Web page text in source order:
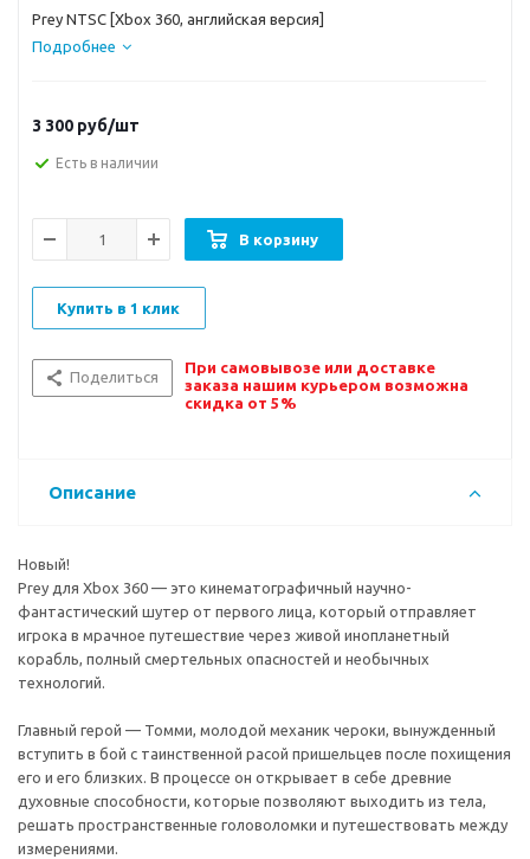
Prey NTSC [Xbox 360, английская версия]
Подробнее
3 300 руб/шт
Есть в наличии
В корзину
Купить в 1 клик
Поделиться
При самовывозе или доставке
заказа нашим курьером возможна
скидка от 5%
Описание
Новый!
Prey для Xbox 360 — это кинематографичный научно-
фантастический шутер от первого лица, который отправляет
игрока в мрачное путешествие через живой инопланетный
корабль, полный смертельных опасностей и необычных
технологий.
Главный герой — Томми, молодой механик чероки, вынужденный
вступить в бой с таинственной расой пришельцев после похищения
его и его близких. В процессе он открывает в себе древние
духовные способности, которые позволяют выходить из тела,
решать пространственные головоломки и путешествовать между
измерениями.